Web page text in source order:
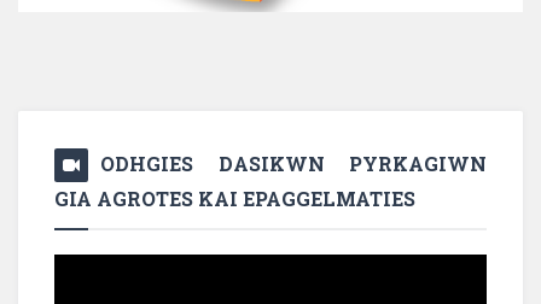
ODHGIES DASIKWN PYRKAGIWN
GIA AGROTES KAI EPAGGELMATIES